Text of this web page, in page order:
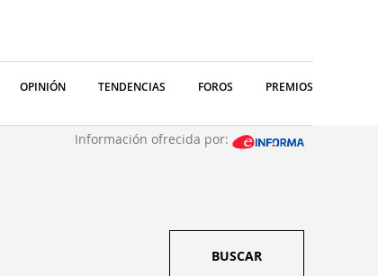
OPINIÓN TENDENCIAS FOROS PREMIOS
Información ofrecida por:
BUSCAR